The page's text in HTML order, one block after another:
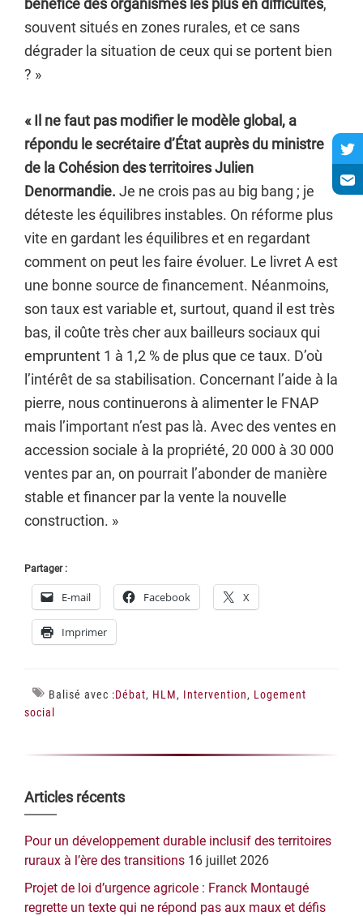
bénéfice des organismes les plus en difficultés,
souvent situés en zones rurales, et ce sans
dégrader la situation de ceux qui se portent bien
? »
« Il ne faut pas modifier le modèle global, a
répondu le secrétaire d’État auprès du ministre
de la Cohésion des territoires Julien
Denormandie. Je ne crois pas au big bang ; je
déteste les équilibres instables. On réforme plus
vite en gardant les équilibres et en regardant
comment on peut les faire évoluer. Le livret A est
une bonne source de financement. Néanmoins,
son taux est variable et, surtout, quand il est très
bas, il coûte très cher aux bailleurs sociaux qui
empruntent 1 à 1,2 % de plus que ce taux. D’où
l’intérêt de sa stabilisation. Concernant l’aide à la
pierre, nous continuerons à alimenter le FNAP
mais l’important n’est pas là. Avec des ventes en
accession sociale à la propriété, 20 000 à 30 000
ventes par an, on pourrait l’abonder de manière
stable et financer par la vente la nouvelle
construction. »
Partager :
E-mail Facebook X
Imprimer
Balisé avec :Débat, HLM, Intervention, Logement
social
Barre
latérale
principale
Articles récents
Pour un développement durable inclusif des territoires
ruraux à l’ère des transitions 16 juillet 2026
Projet de loi d’urgence agricole : Franck Montaugé
regrette un texte qui ne répond pas aux maux et défis